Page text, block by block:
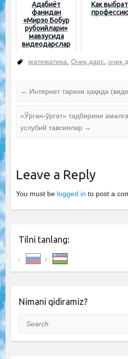
Адабиёт
фанидан
«Мирзо Бобур
рубоийлари»
мавзусида
видеодарслар
Как
математика Очиқ дарс, очиқ
← Интернет тарихи ҳақида
«Ўрган-ўргат» тадбирини
услубий тавсиялар →
Leave a Reply
You must be logged in to post a
Tilni tanlang:
Nimani qidiramiz?
Search